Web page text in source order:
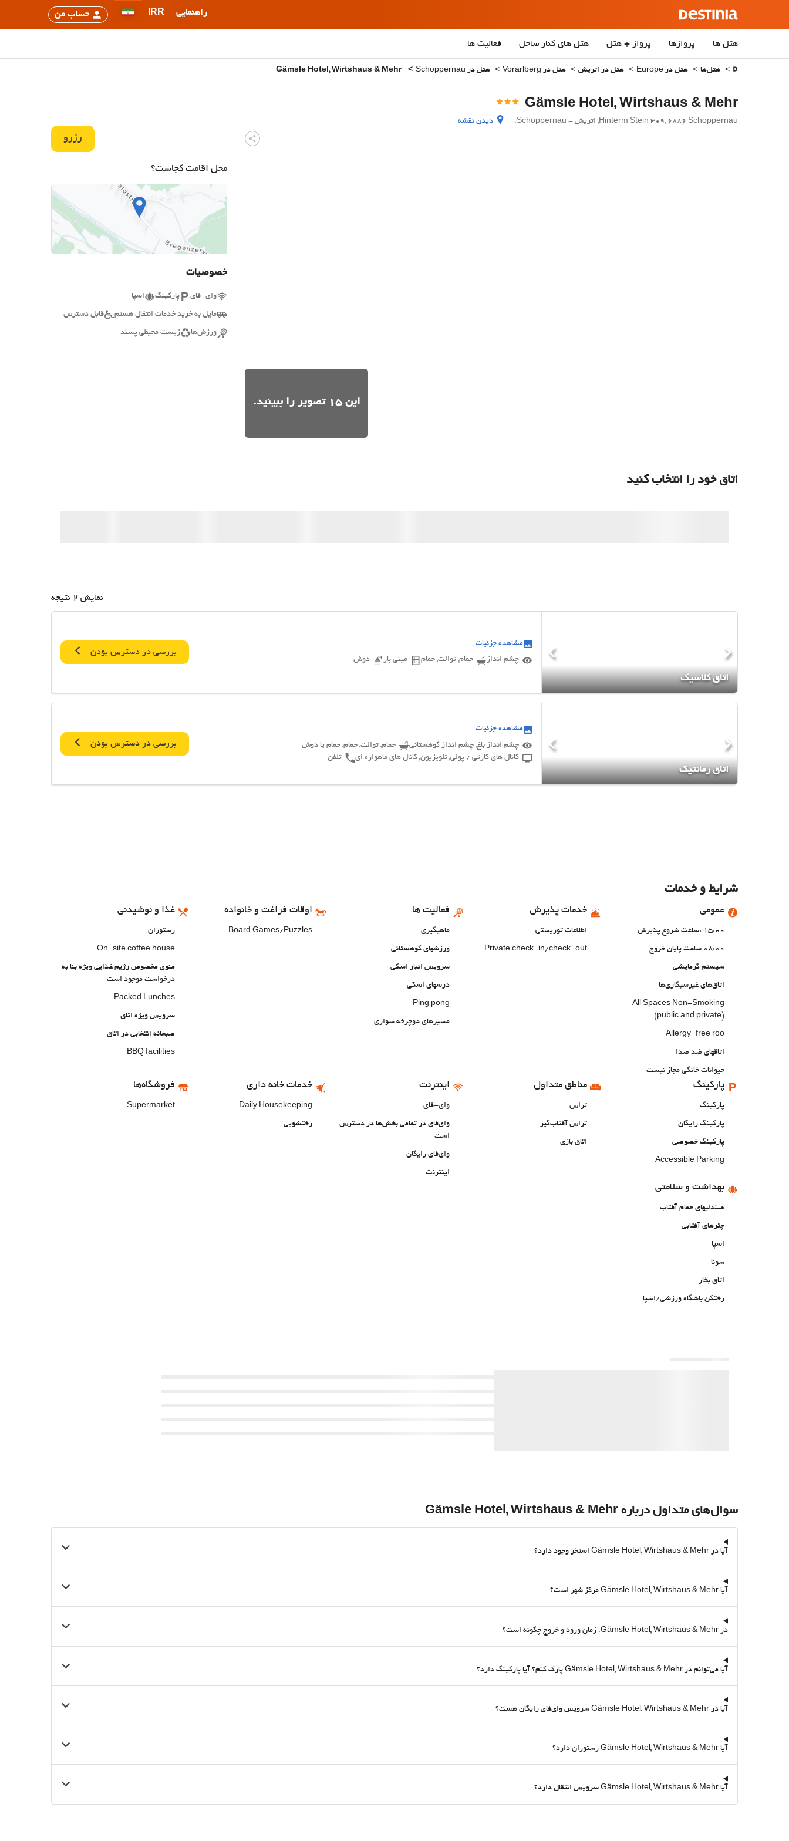
راهنمایی IRR حساب من
هتل ها پروازها پرواز + هتل هتل‌ های کنار ساحل فعالیت ها
هتل‌ها هتل در Europe هتل در اتریش هتل در Vorarlberg هتل در Schoppernau Gämsle Hotel, Wirtshaus & Mehr
Gämsle Hotel, Wirtshaus & Mehr
Hinterm Stein 309, 6886 Schoppernau, اتریش - Schoppernau. دیدن نقشه
رزرو
این 15 تصویر را ببینید.
محل اقامت کجاست؟
خصوصیات
وای-فای پارکینگ اسپا
مایل به خرید خدمات انتقال هستم قابل دسترس
ورزش‌ها زیست محیطی پسند
اتاق خود را انتخاب کنید
نمایش 2 نتیجه
اتاق کلاسیک
مشاهده جزئیات
چشم انداز
حمام, توالت, حمام مینی بار دوش
بررسی در دسترس بودن
اتاق رمانتیک
مشاهده جزئیات
چشم انداز باغ, چشم انداز کوهستانی
حمام, توالت, حمام, حمام یا دوش
کانال های کارتی / پولی, تلویزیون, کانال های ماهواره ای
تلفن
بررسی در دسترس بودن
شرایط و خدمات
عمومی
15:00 :ساعت شروع پذیرش
08:00 ساعت پایان خروج
سیستم گرمایشی
اتاق‌های غیرسیگاری‌ها
All Spaces Non-Smoking
(public and private)
Allergy-free roo
اتاقهای ضد صدا
حیوانات خانگی مجاز نیست
خدمات پذیرش
اطلاعات توریستی
Private check-in/check-out
فعالیت ها
ماهیگیری
ورزشهای کوهستانی
سرویس انبار اسکی
درسهای اسکی
Ping pong
مسیرهای دوچرخه سواری
اوقات فراغت و خانواده
Board Games/Puzzles
غذا و نوشیدنی
رستوران
On-site coffee house
منوی مخصوص رژیم غذایی ویژه بنا به
درخواست موجود است
Packed Lunches
سرویس ویژه اتاق
صبحانه انتخابی در اتاق
BBQ facilities
پارکینگ
پارکینگ
پارکینگ رایگان
پارکینگ خصوصی
Accessible Parking
مناطق متداول
تراس
تراس آفتاب‌گیر
اتاق بازی
اینترنت
وای-فای
وای‌فای در تمامی بخش‌ها در دسترس
است
وای‌فای رایگان
اینترنت
خدمات خانه داری
Daily Housekeeping
رختشویی
فروشگاه‌ها
Supermarket
بهداشت و سلامتی
صندلیهای حمام آفتاب
چترهای آفتابی
اسپا
سونا
اتاق بخار
رختکن باشگاه ورزشی/اسپا
سوال‌های متداول درباره Gämsle Hotel, Wirtshaus & Mehr
آیا در Gämsle Hotel, Wirtshaus & Mehr استخر وجود دارد؟
آیا Gämsle Hotel, Wirtshaus & Mehr مرکز شهر است؟
در Gämsle Hotel, Wirtshaus & Mehr، زمان ورود و خروج چگونه است؟
آیا می‌توانم در Gämsle Hotel, Wirtshaus & Mehr پارک کنم؟ آیا پارکینگ دارد؟
آیا در Gämsle Hotel, Wirtshaus & Mehr سرویس وای‌فای رایگان هست؟
آیا Gämsle Hotel, Wirtshaus & Mehr رستوران دارد؟
آیا Gämsle Hotel, Wirtshaus & Mehr سرویس انتقال دارد؟